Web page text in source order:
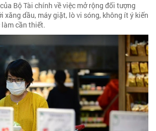
Bộ Tài chính về việc mở rộng đối tượng
xăng dầu, máy giặt, lò vi sóng, không ít ý kiến
làm cần thiết.